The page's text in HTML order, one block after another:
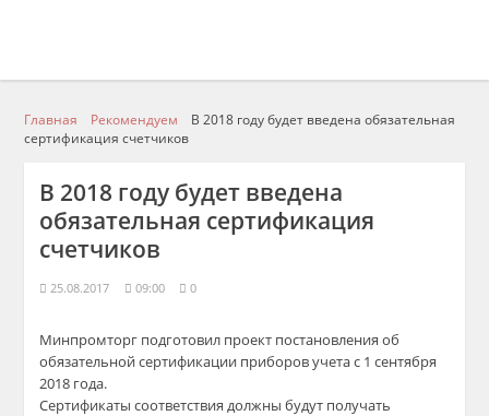
Главная Рекомендуем
В 2018 году будет введена обязательная
сертификация счетчиков
В 2018 году будет введена
обязательная сертификация
счетчиков
25.08.2017 09:00 0
Минпромторг подготовил проект постановления об
обязательной сертификации приборов учета с 1 сентября
2018 года.
Сертификаты соответствия должны будут получать